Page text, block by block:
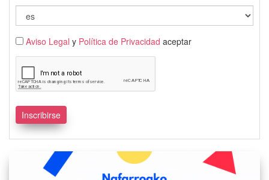
Aviso Legal y Política de Privacidad aceptar